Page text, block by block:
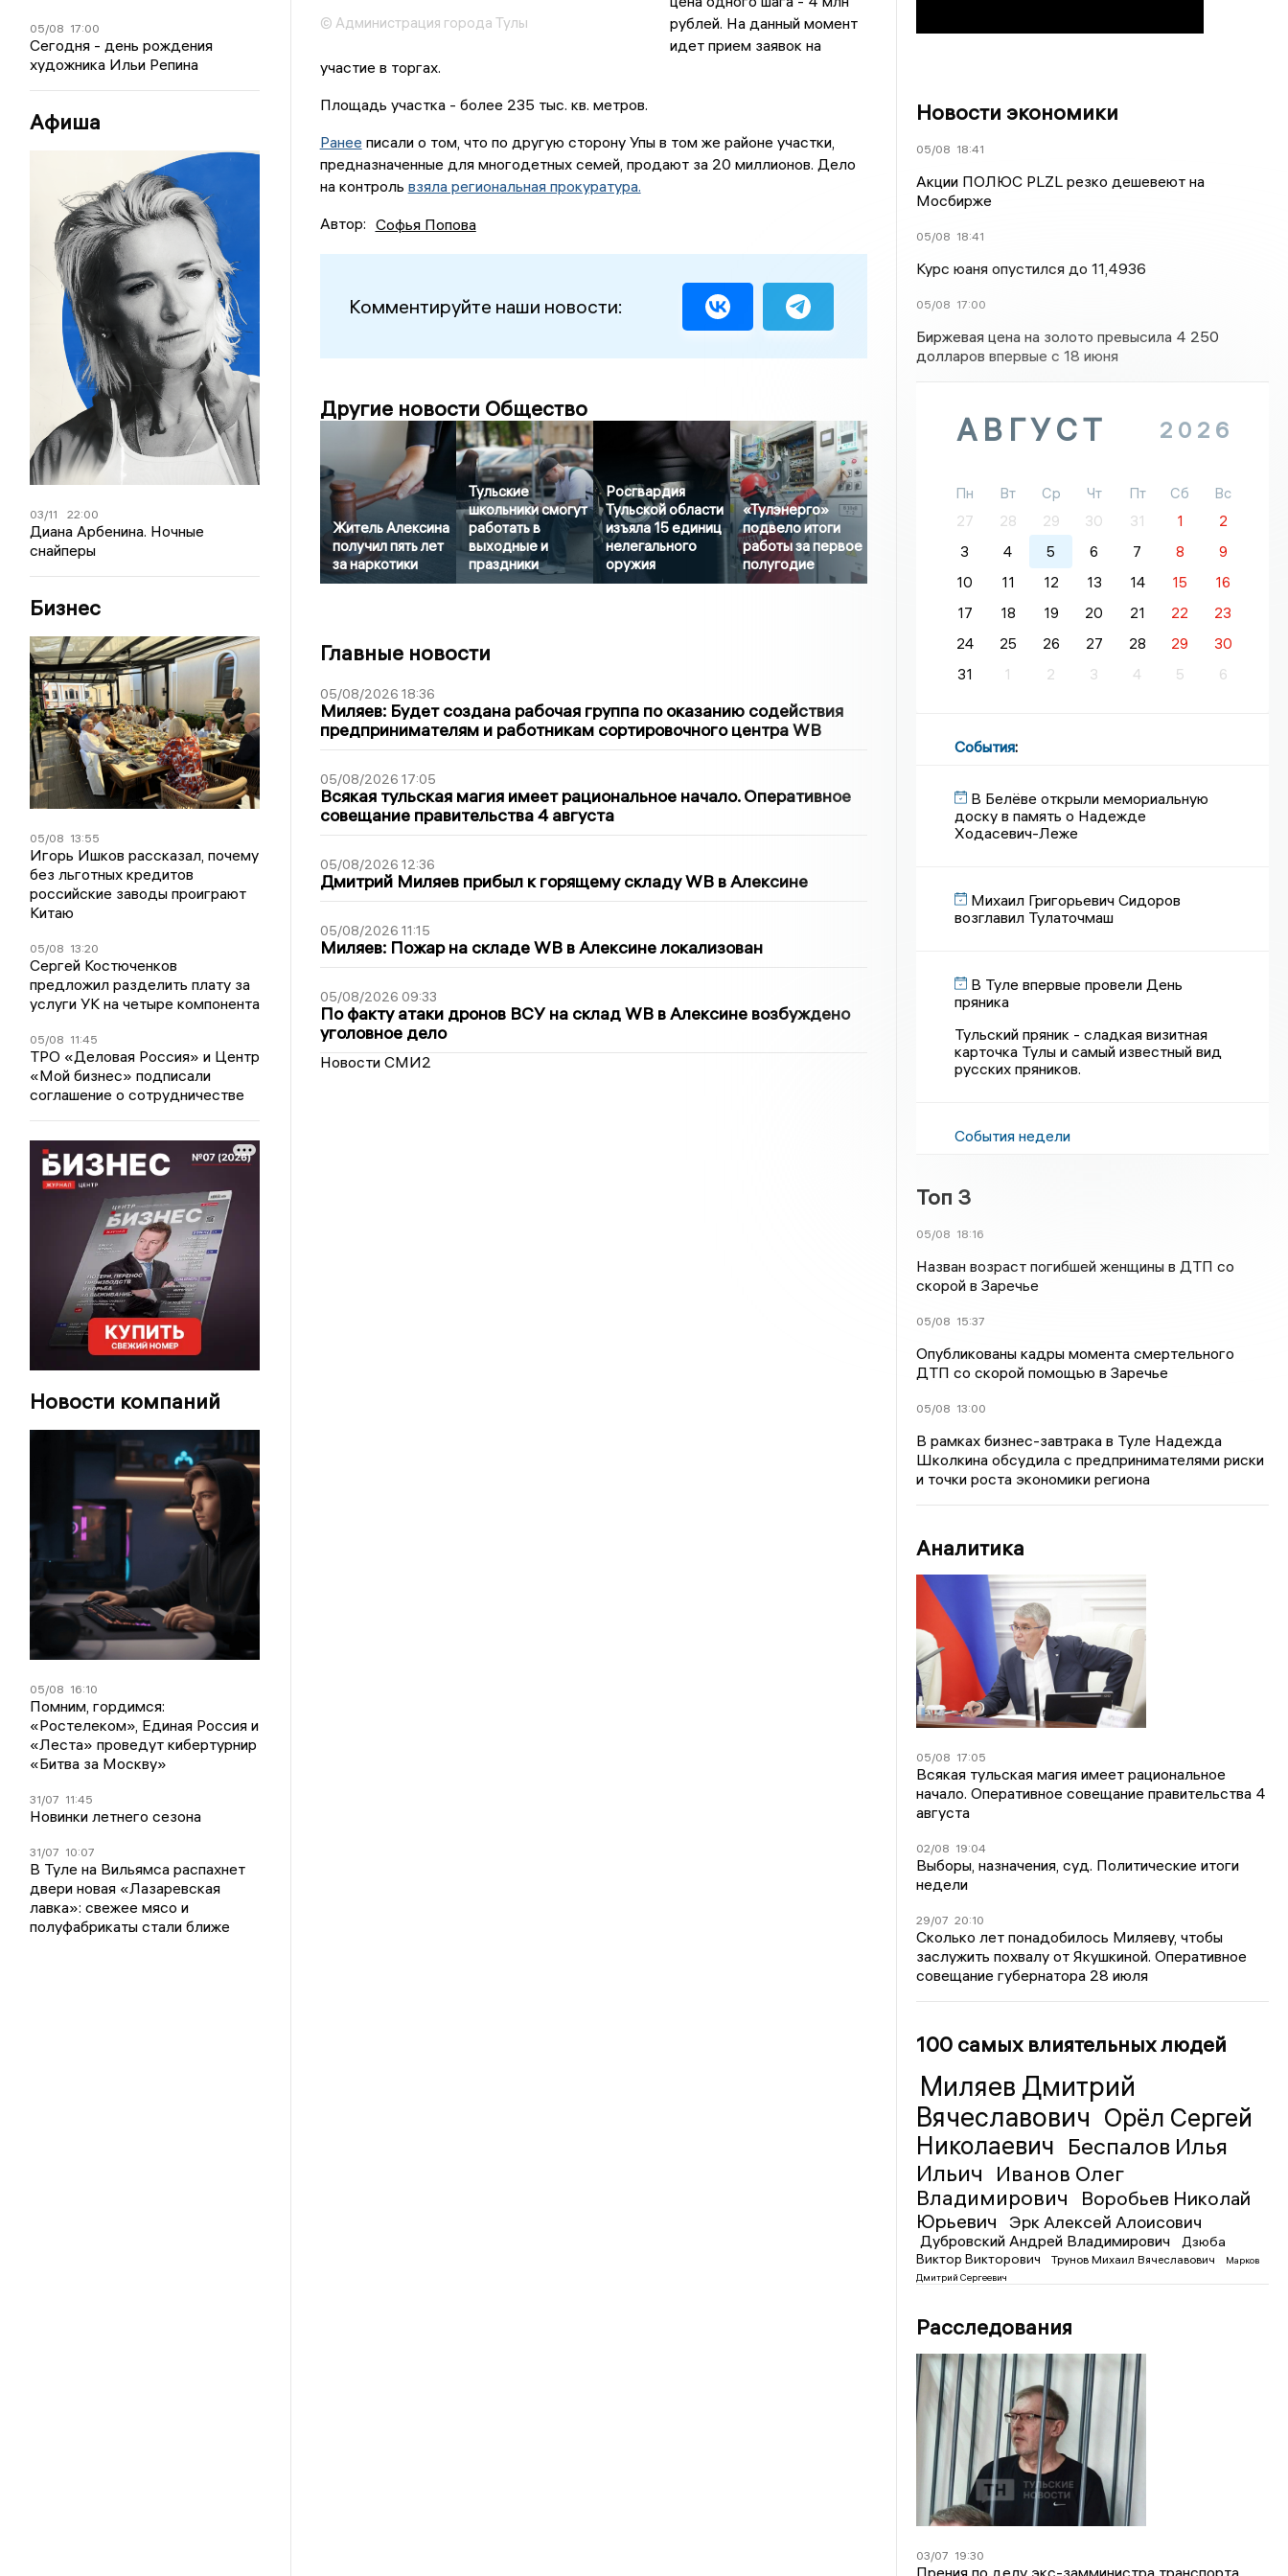
05/08 17:00
Сегодня - день рождения
художника Ильи Репина
Афиша
03/11 22:00
Диана Арбенина. Ночные
снайперы
Бизнес
05/08 13:55
Игорь Ишков рассказал, почему
без льготных кредитов
российские заводы проиграют
Китаю
05/08 13:20
Сергей Костюченков
предложил разделить плату за
услуги УК на четыре компонента
05/08 11:45
ТРО «Деловая Россия» и Центр
«Мой бизнес» подписали
соглашение о сотрудничестве
Новости компаний
05/08 16:10
Помним, гордимся:
«Ростелеком», Единая Россия и
«Леста» проведут кибертурнир
«Битва за Москву»
31/07 11:45
Новинки летнего сезона
31/07 10:07
В Туле на Вильямса распахнет
двери новая «Лазаревская
лавка»: свежее мясо и
полуфабрикаты стали ближе
© Администрация города Тулы
рублей. На данный момент
идет прием заявок на
участие в торгах.
Площадь участка - более 235 тыс. кв. метров.
Ранее писали о том, что по другую сторону Упы в том же районе участки,
предназначенные для многодетных семей, продают за 20 миллионов. Дело
на контроль взяла региональная прокуратура.
Автор: Софья Попова
Комментируйте наши новости:
Другие новости Общество
Житель Алексина
получил пять лет
за наркотики
Тульские
школьники смогут
работать в
выходные и
праздники
Росгвардия
Тульской области
изъяла 15 единиц
нелегального
оружия
«Тулэнерго»
подвело итоги
работы за первое
полугодие
Главные новости
05/08/2026 18:36
Миляев: Будет создана рабочая группа по оказанию содействия
предпринимателям и работникам сортировочного центра WB
05/08/2026 17:05
Всякая тульская магия имеет рациональное начало. Оперативное
совещание правительства 4 августа
05/08/2026 12:36
Дмитрий Миляев прибыл к горящему складу WB в Алексине
05/08/2026 11:15
Миляев: Пожар на складе WB в Алексине локализован
05/08/2026 09:33
По факту атаки дронов ВСУ на склад WB в Алексине возбуждено
уголовное дело
Новости СМИ2
Новости экономики
05/08 18:41
Акции ПОЛЮС PLZL резко дешевеют на
Мосбирже
05/08 18:41
Курс юаня опустился до 11,4936
05/08 17:00
Биржевая цена на золото превысила 4 250
долларов впервые с 18 июня
АВГУСТ 2026
Пн Вт Ср Чт Пт Сб
Вс
27
28 29 30 31 1
2
3
4 5 6 7 8
9
10
11 12 13 14 15
16
17
18 19 20 21 22
23
24
25 26 27 28 29
30
31
1 2 3 4 5 6
События:
В Белёве открыли мемориальную
доску в память о Надежде
Ходасевич-Леже
Михаил Григорьевич Сидоров
возглавил Тулаточмаш
В Туле впервые провели День
пряника
Тульский пряник - сладкая визитная
карточка Тулы и самый известный вид
русских пряников.
События недели
Топ 3
05/08 18:16
Назван возраст погибшей женщины в ДТП со
скорой в Заречье
05/08 15:37
Опубликованы кадры момента смертельного
ДТП со скорой помощью в Заречье
05/08 13:00
В рамках бизнес-завтрака в Туле Надежда
Школкина обсудила с предпринимателями риски
и точки роста экономики региона
Аналитика
05/08 17:05
Всякая тульская магия имеет рациональное
начало. Оперативное совещание правительства 4
августа
02/08 19:04
Выборы, назначения, суд. Политические итоги
недели
29/07 20:10
Сколько лет понадобилось Миляеву, чтобы
заслужить похвалу от Якушкиной. Оперативное
совещание губернатора 28 июля
100 самых влиятельных людей
Миляев Дмитрий
Вячеславович Орёл Сергей
Николаевич Беспалов Илья
Ильич
Иванов Олег
Владимирович
Воробьев Николай
Юрьевич
Эрк Алексей Алоисович
Дубровский Андрей Владимирович
Дзюба
Виктор Викторович
Трунов Михаил Вячеславович
Марков
Дмитрий Сергеевич
Расследования
03/07 19:30
Прения по делу экс-замминистра транспорта